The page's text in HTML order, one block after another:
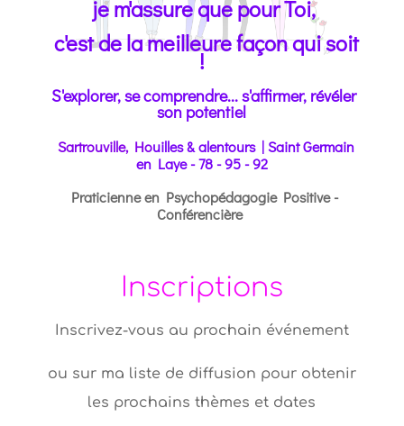
je m'assure que pour Toi,
c'est de la meilleure façon qui soit
!
S'explorer, se comprendre... s'affirmer, révéler
son potentiel
Sartrouville, Houilles & alentours | Saint Germain
en Laye - 78 - 95 - 92
Praticienne en Psychopédagogie Positive -
Conférencière
Inscriptions
Inscrivez-vous au prochain événement
ou sur ma liste de diffusion pour obtenir
les prochains thèmes et dates